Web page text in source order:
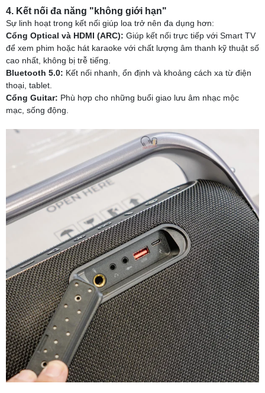
4. Kết nối đa năng "không giới hạn"
Sự linh hoạt trong kết nối giúp loa trở nên đa dụng hơn:
Cổng Optical và HDMI (ARC): Giúp kết nối trực tiếp với Smart TV
để xem phim hoặc hát karaoke với chất lượng âm thanh kỹ thuật số
cao nhất, không bị trễ tiếng.
Bluetooth 5.0: Kết nối nhanh, ổn định và khoảng cách xa từ điện
thoại, tablet.
Cổng Guitar: Phù hợp cho những buổi giao lưu âm nhạc mộc
mạc, sống động.